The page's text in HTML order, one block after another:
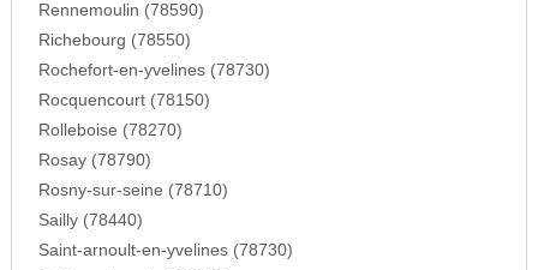
Rennemoulin (78590)
Richebourg (78550)
Rochefort-en-yvelines (78730)
Rocquencourt (78150)
Rolleboise (78270)
Rosay (78790)
Rosny-sur-seine (78710)
Sailly (78440)
Saint-arnoult-en-yvelines (78730)